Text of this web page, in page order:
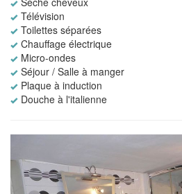
Télévision
Toilettes séparées
Chauffage électrique
Micro-ondes
Séjour / Salle à manger
Plaque à induction
Douche à l'italienne